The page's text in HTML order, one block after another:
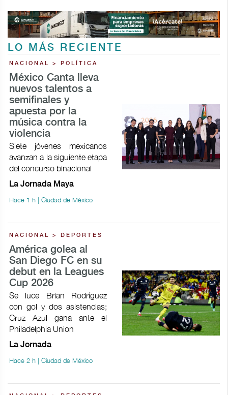
LO MÁS RECIENTE
NACIONAL > POLÍTICA
México Canta lleva
nuevos talentos a
semifinales y
apuesta por la
música contra la
violencia
Siete jóvenes mexicanos
avanzan a la siguiente etapa
del concurso binacional
La Jornada Maya
Hace 1 h | Ciudad de México
NACIONAL > DEPORTES
América golea al
San Diego FC en su
debut en la Leagues
Cup 2026
Se luce Brian Rodríguez
con gol y dos asistencias;
Cruz Azul gana ante el
Philadelphia Union
La Jornada
Hace 2 h | Ciudad de México